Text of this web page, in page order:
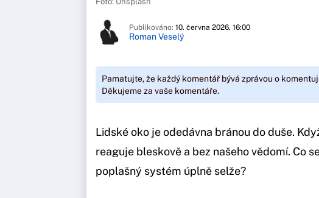
Publikováno: 10. června 2026, 16:00
Roman Veselý
Pamatujte, že každý komentář bývá zprávou o
Děkujeme za vaše komentáře.
Lidské oko je odedávna bránou do duše.
reaguje bleskově a bez našeho vědomí. Co
poplašný systém úplně selže?